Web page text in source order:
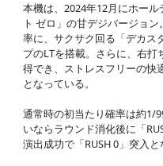
本機は、2024年12月にホー
ト ゼロ」の甘デジバージョ
率に、サクサク回る「デカス
プのLTを搭載。さらに、右打
得でき、ストレスフリーの快
となっている。
通常時の初当たり確率は約1/
いならラウンド消化後に「
演出成功で「RUSH 0」突入と